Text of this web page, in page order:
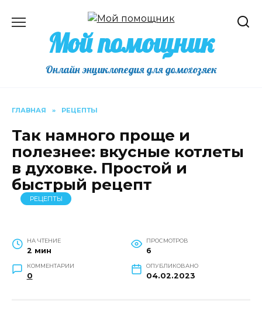
содержаниюМой помощник
Онлайн энциклопедия для домохозяек
ГЛАВНАЯ » РЕЦЕПТЫ
Так намного проще и
полезнее: вкусные котлеты
в духовке. Простой и
быстрый рецепт
РЕЦЕПТЫ
НА ЧТЕНИЕ
2 мин
ПРОСМОТРОВ
6
КОММЕНТАРИИ
0
ОПУБЛИКОВАНО
04.02.2023